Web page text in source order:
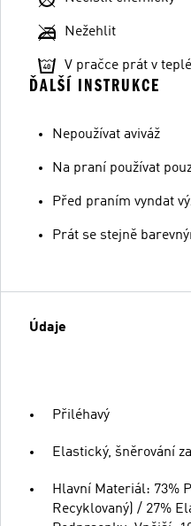
Nežehlit
V pračce prát v
ĎALŠÍ INSTRUKCE
Nepoužívat aviváž
Na praní používat
Před praním vyndat
Prát se stejně
Údaje
Přiléhavý
Elastický, šněrování
Hlavní Materiál: 73%
Recyklovaný) / 27%